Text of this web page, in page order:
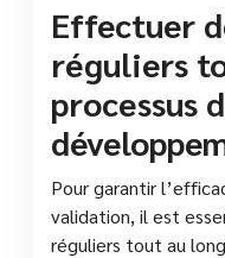
Effectuer
réguliers
processus
Pour garantir
validation, il est
réguliers tout au